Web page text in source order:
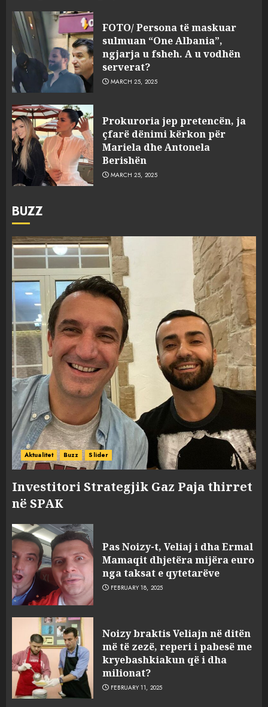
FOTO/ Persona të maskuar
sulmuan “One Albania”,
ngjarja u fsheh. A u vodhën
serverat?
MARCH 25, 2025
Prokuroria jep pretencën, ja
çfarë dënimi kërkon për
Mariela dhe Antonela
Berishën
MARCH 25, 2025
BUZZ
Aktualitet Buzz Slider
Investitori Strategjik Gaz Paja thirret
në SPAK
Pas Noizy-t, Veliaj i dha Ermal
Mamaqit dhjetëra mijëra euro
nga taksat e qytetarëve
FEBRUARY 18, 2025
Noizy braktis Veliajn në ditën
më të zezë, reperi i pabesë me
kryebashkiakun që i dha
milionat?
FEBRUARY 11, 2025
3
sulmuan “One Albania”,
ngjarja u fsheh. A u vodhën
serverat?
MARCH 25, 2025